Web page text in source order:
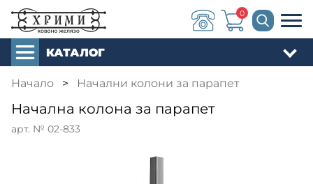
0
КАТАЛОГ
Начало > Начални колони за парапет
Начална колона за парапет
арт. № 02-833